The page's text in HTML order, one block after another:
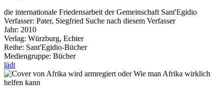
die internationale Friedensarbeit der Gemeinschaft Sant'Egidio
Verfasser: Pater, Siegfried Suche nach diesem Verfasser
Jahr: 2010
Verlag: Würzburg, Echter
Reihe: Sant'Egidio-Bücher
Mediengruppe: Bücher
lädt